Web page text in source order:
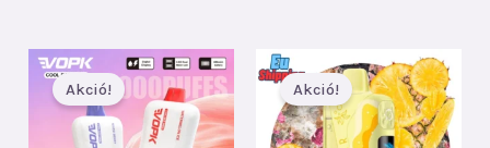
€26.00.€4.10.
Akció! Akció!